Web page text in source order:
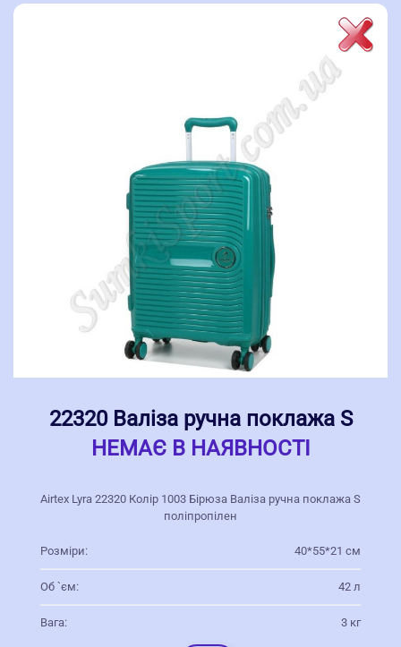
22320 Валіза ручна поклажа S
НЕМАЄ В НАЯВНОСТІ
Airtex Lyra 22320 Колір 1003 Бірюза Валіза ручна поклажа S
поліпропілен
Розміри: 40*55*21 см
Об `єм: 42 л
Вага: 3 кг